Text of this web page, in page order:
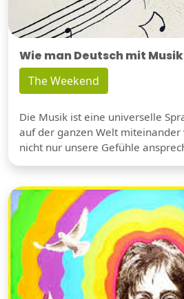
Wie man Deutsch mit
The Weekend
Die Musik ist eine universelle
auf der ganzen Welt miteinander
nicht nur unsere Gefühle